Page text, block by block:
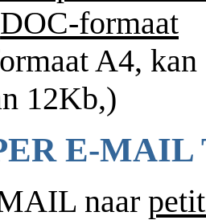
DOC-formaat
A4,
12Kb,)
E-MAIL
naar